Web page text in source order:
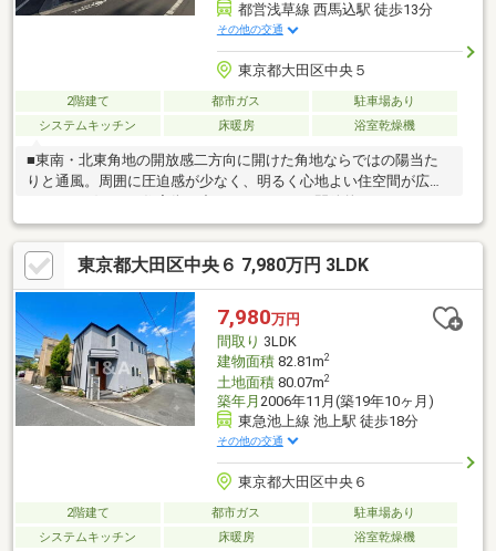
都営浅草線 西馬込駅 徒歩13分
その他の交通
東京都大田区中央５
2階建て 都市ガス
駐車場あり
システムキッチン
床暖房 浴室乾燥機
■東南・北東角地の開放感二方向に開けた角地ならではの陽当た
りと通風。周囲に圧迫感が少なく、明るく心地よい住空間が広が
ンです。■ルーフバルコニー付空を身近に感じられるプライベー
ト空間。休日のリラックスタイムやガーデニングなど、多彩な使
い方が可能です。■豊富な収納力各居室に収納を確保し、住まい
全体をすっきりと保てる設計。日々の暮らしにゆとりをもたらし
ます。■生活利便と快適性周辺には生活利便施設も揃い日々の暮
らしをしっかりサポート。落ち着きと利便性を兼ね備えた、永く
住み続けたくなる住まい
東京都大田区中央６ 7,980万円 3LDK
7,980万円
間取り 3LDK
建物面積82.81m2
土地面積80.07m2
築年月 2006年11月(築19年10ヶ月)
東急池上線 池上駅 徒歩18分
その他の交通
東京都大田区中央６
2階建て 都市ガス
駐車場あり
システムキッチン
床暖房 浴室乾燥機